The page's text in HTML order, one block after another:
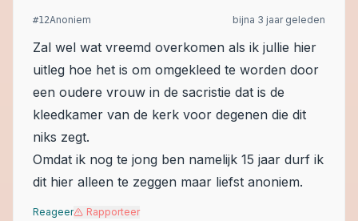
#12Anoniem bijna 3 jaar geleden
Zal wel wat vreemd overkomen als ik jullie hier
uitleg hoe het is om omgekleed te worden door
een oudere vrouw in de sacristie dat is de
kleedkamer van de kerk voor degenen die dit
niks zegt.
Omdat ik nog te jong ben namelijk 15 jaar durf ik
dit hier alleen te zeggen maar liefst anoniem.
Reageer Rapporteer